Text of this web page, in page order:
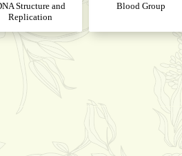
Blood Group
Structure and
Replication